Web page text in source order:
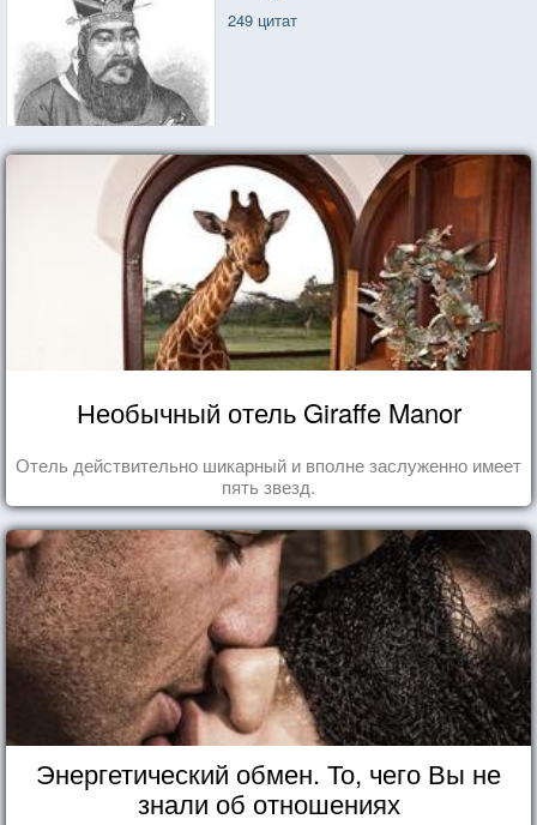
249 цитат
Необычный отель Giraffe Manor
Отель действительно шикарный и вполне заслуженно имеет
пять звезд.
Энергетический обмен. То, чего Вы не
знали об отношениях